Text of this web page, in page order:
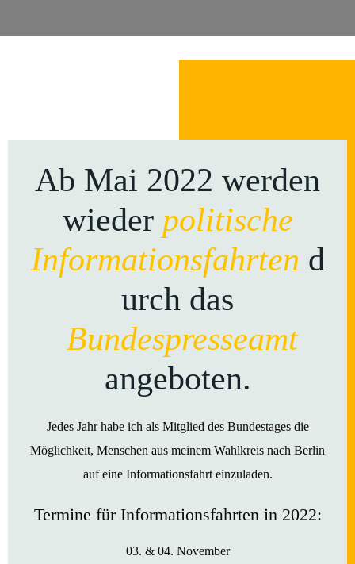
Ab Mai 2022 werden
wieder politische
Informationsfahrten d
urch das
Bundespresseamt
angeboten.
Jedes Jahr habe ich als Mitglied des Bundestages die
Möglichkeit, Menschen aus meinem Wahlkreis nach Berlin
auf eine Informationsfahrt einzuladen.
Termine für Informationsfahrten in 2022:
03. & 04. November